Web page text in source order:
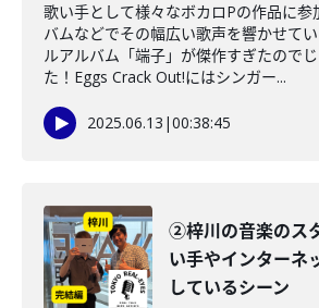
歌い手として様々なボカロPの作品に参
バムなどでその幅広い歌声を響かせて
ルアルバム「端子」が傑作すぎたので
た！Eggs Crack Out!にはシンガー...
2025.06.13 |00:38:45
②梓川の音楽のス
い手やインターネ
しているシーン